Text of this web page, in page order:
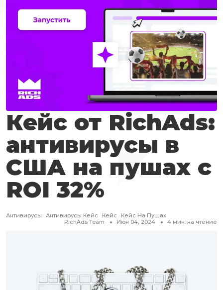
Кейс от RichAds:
антивирусы в
США на пушах с
ROI 32%
Антивирусы Антивирусы Кейс Кейс
Кейс На Пушах
RichAds Team
Июн 04, 2024 4 мин. на чтение